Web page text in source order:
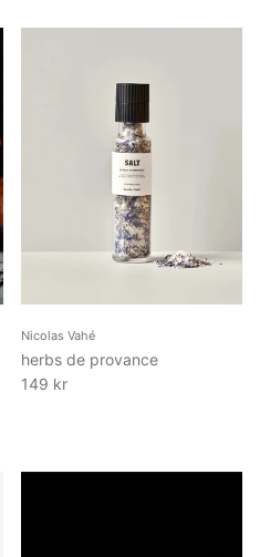
Nicolas Vahé
herbs de provance
149 kr